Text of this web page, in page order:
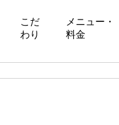
こだ
わり
メニュー・
料金